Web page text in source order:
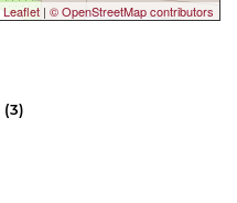
Leaflet | © OpenStreetMap contributors
(3)